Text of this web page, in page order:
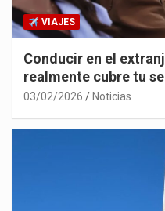
VIAJES
Conducir en el
realmente cubre tu
03/02/2026 Noticias